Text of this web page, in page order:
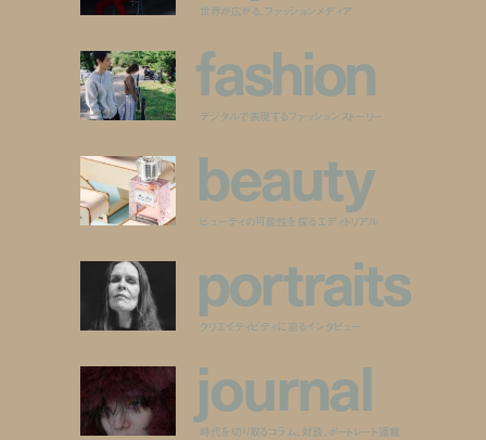
世界が広がる、ファッションメディア
fashion
デジタルで表現するファッションストーリー
beauty
ビューティの可能性を探るエディトリアル
portraits
クリエイティビティに迫るインタビュー
journal
時代を切り取るコラム、対談、ポートレート連載